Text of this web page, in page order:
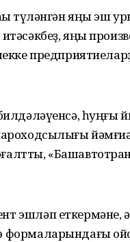
түләнгән яңы эш
яңы
һуңғы
эшләп еткермәне,
формаларындағы